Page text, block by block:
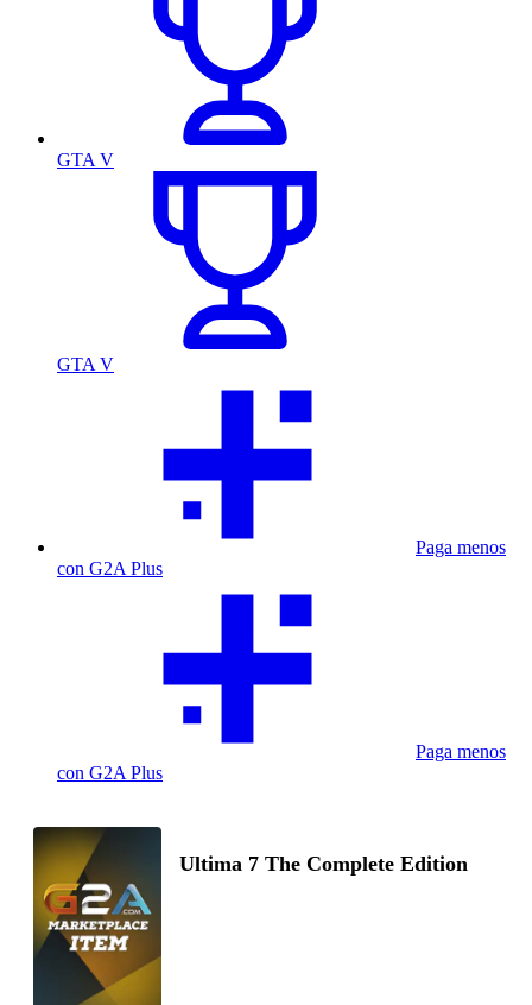
GTA V
GTA V
Paga menos
con G2A Plus
Paga menos
con G2A Plus
Ultima 7 The Complete Edition